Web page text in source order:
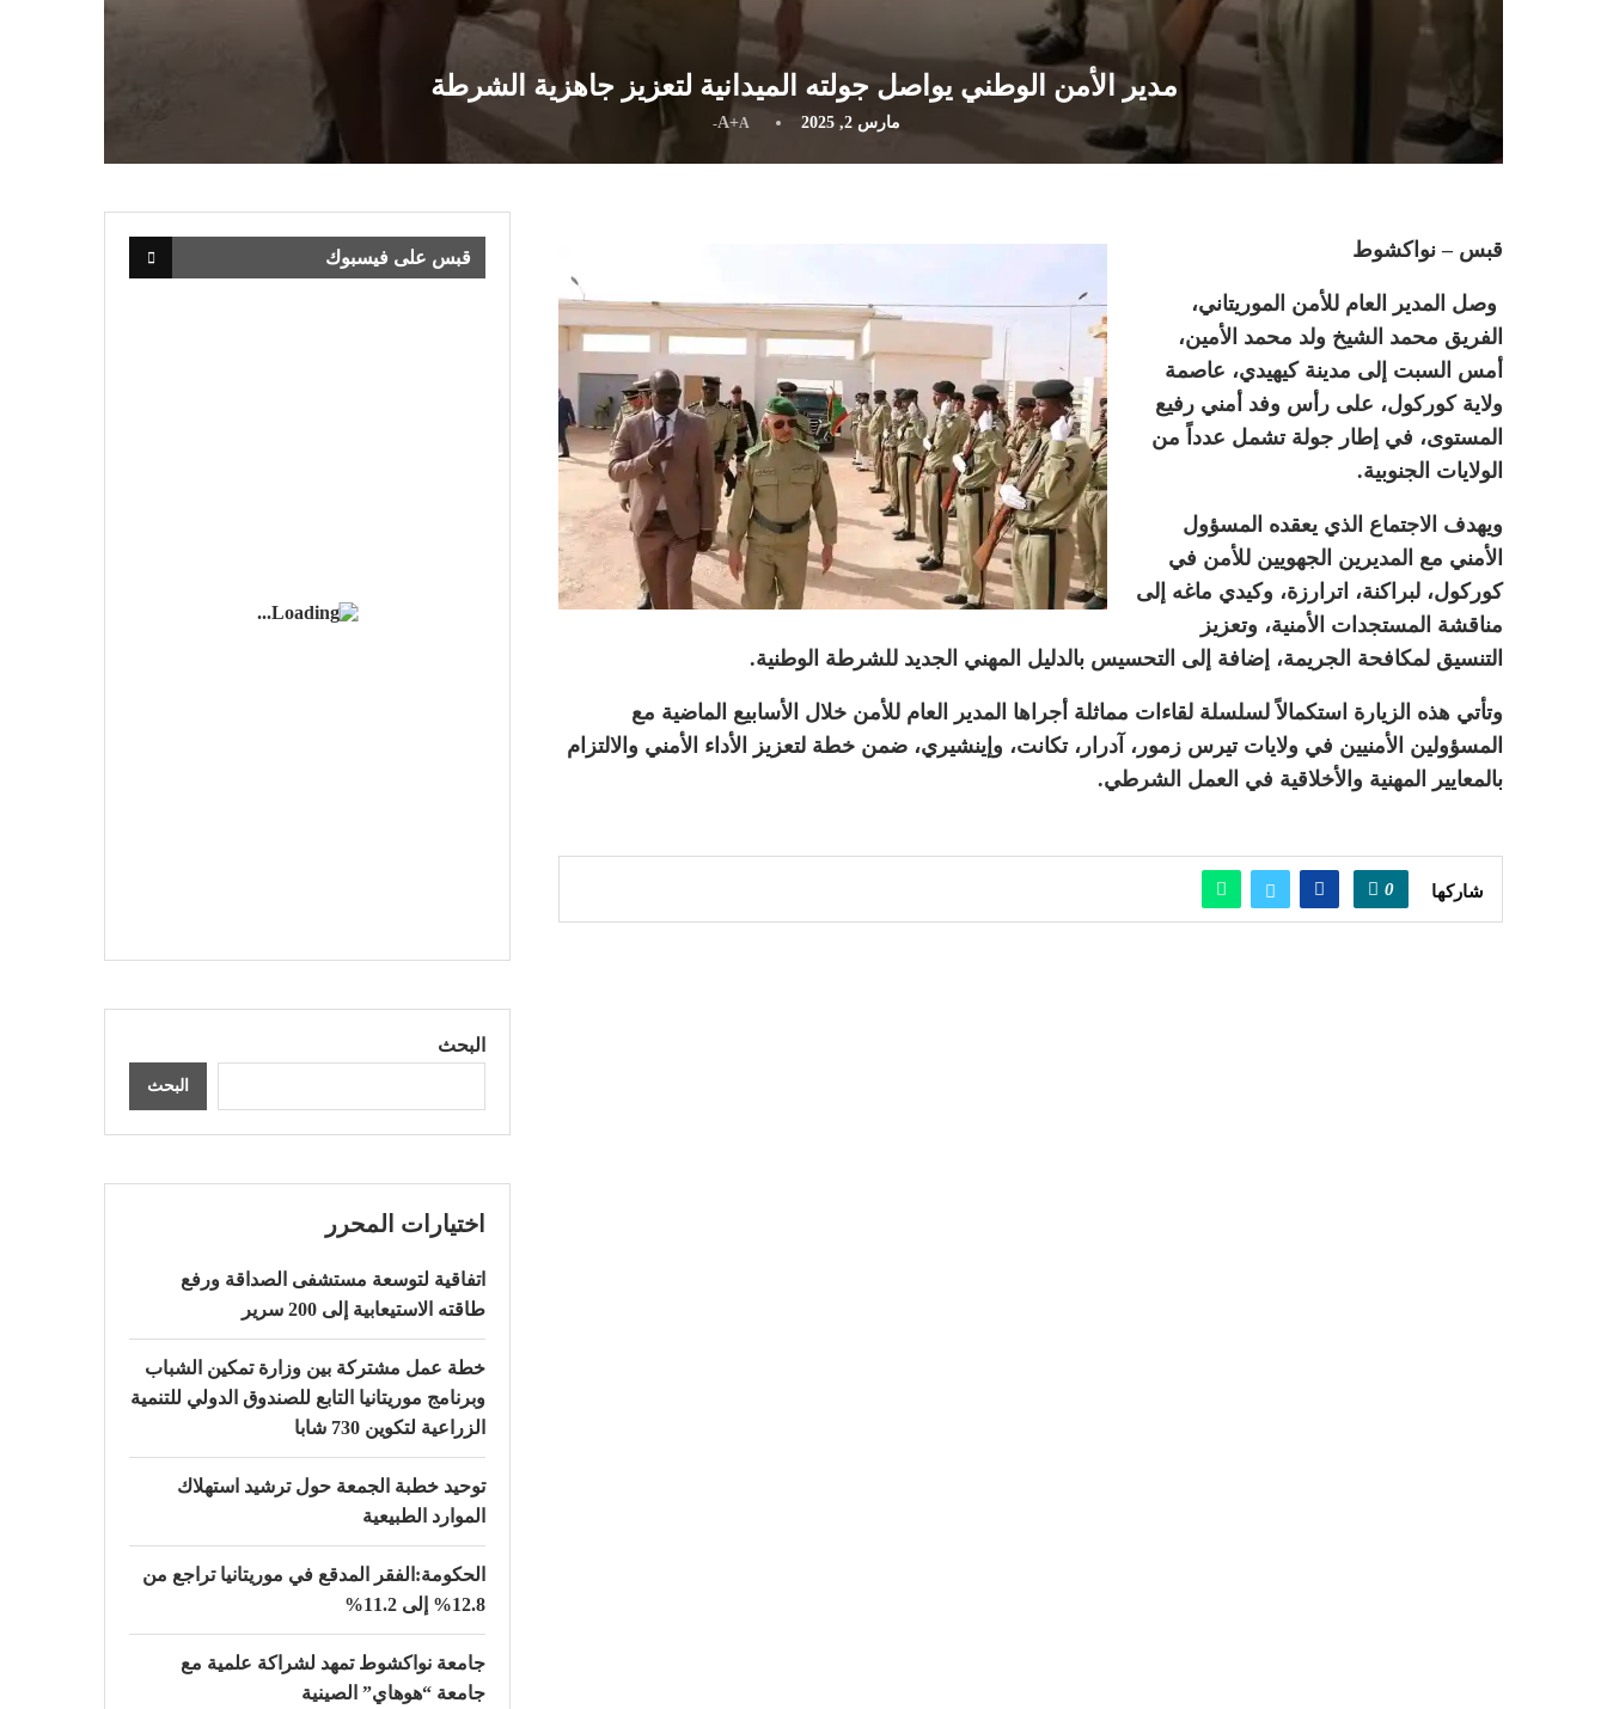
مدير الأمن الوطني يواصل جولته الميدانية لتعزيز جاهزية الشرطة
مارس 2, 2025 A+A-
قبس – نواكشوط
وصل المدير العام للأمن الموريتاني،
الفريق محمد الشيخ ولد محمد الأمين،
أمس السبت إلى مدينة كيهيدي، عاصمة
ولاية كوركول، على رأس وفد أمني رفيع
المستوى، في إطار جولة تشمل عدداً من
الولايات الجنوبية.
ويهدف الاجتماع الذي يعقده المسؤول
الأمني مع المديرين الجهويين للأمن في
كوركول، لبراكنة، اترارزة، وكيدي ماغه إلى
مناقشة المستجدات الأمنية، وتعزيز
التنسيق لمكافحة الجريمة، إضافة إلى التحسيس بالدليل المهني الجديد للشرطة الوطنية.
وتأتي هذه الزيارة استكمالاً لسلسلة لقاءات مماثلة أجراها المدير العام للأمن خلال الأسابيع الماضية مع
المسؤولين الأمنيين في ولايات تيرس زمور، آدرار، تكانت، وإينشيري، ضمن خطة لتعزيز الأداء الأمني والالتزام
بالمعايير المهنية والأخلاقية في العمل الشرطي.
شاركها 0
قبس على فيسبوك
البحث
البحث
اختيارات المحرر
اتفاقية لتوسعة مستشفى الصداقة ورفع
طاقته الاستيعابية إلى 200 سرير
خطة عمل مشتركة بين وزارة تمكين الشباب
وبرنامج موريتانيا التابع للصندوق الدولي للتنمية
الزراعية لتكوين 730 شابا
توحيد خطبة الجمعة حول ترشيد استهلاك
الموارد الطبيعية
الحكومة:الفقر المدقع في موريتانيا تراجع من
12.8% إلى 11.2%
جامعة نواكشوط تمهد لشراكة علمية مع
جامعة “هوهاي” الصينية